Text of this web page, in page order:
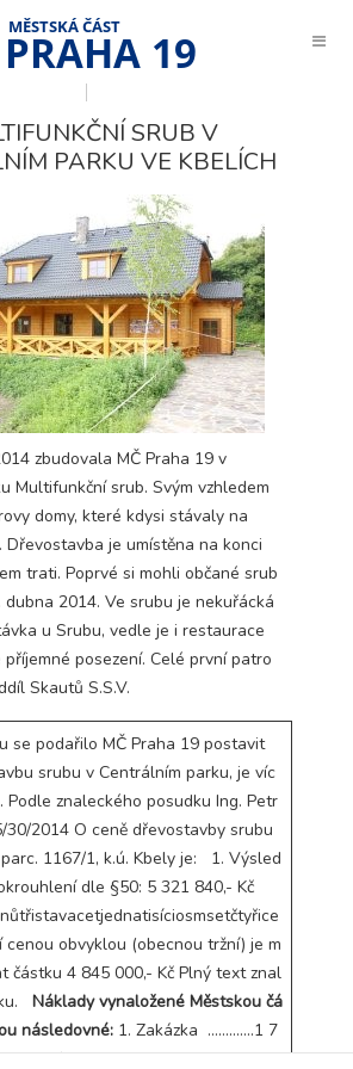
PRAHA 19
SRUB V
PARKU VE KBELÍCH
zbudovala MČ Praha 19 v
Multifunkční srub. Svým vzhledem
domy, které kdysi stávaly na
je umístěna na konci
trati. Poprvé si mohli občané srub
2014. Ve srubu je nekuřácká
u Srubu, vedle je i restaurace
posezení. Celé první patro
Skautů S.S.V.
se podařilo MČ Praha 19 postavit
srubu v Centrálním parku, je víc
Podle znaleckého posudku Ing. Petr
30/2014 O ceně dřevostavby srubu
1167/1, k.ú. Kbely je: 1. Výsled
dle §50: 5 321 840,- Kč
cenou obvyklou (obecnou tržní) je m
částku 4 845 000,- Kč Plný text znal
Náklady vynaložené Městskou čá
následovné:1. Zakázka ………….1 7
21 % ………..376 320,- ………celkem
Technické
cookies
Technické
cookies jsou
nezbytné pro
fungování
webu a všech
funkcí, které
Nepožadujeme
Váš souhlas s
využitím
technických
cookies na
našem webu. Z
tohoto důvodu
technické
cookies
nemohou být
individuálně
deaktivovány
nebo
aktivovány.